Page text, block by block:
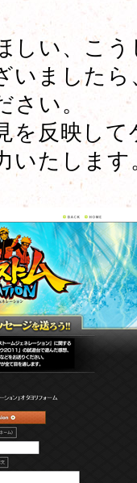
しい、こ
いましたら
さい。
を反映して
いたします